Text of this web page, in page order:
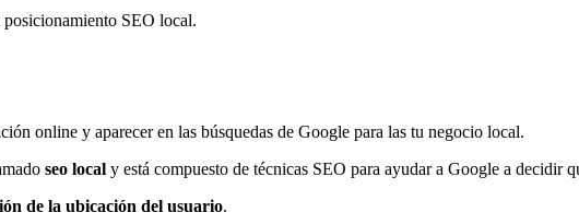
SEO local.
online y aparecer en las búsquedas de Google para las tu negocio local.
seo local y está compuesto de técnicas SEO para ayudar a Google a decidir
de la ubicación del usuario.